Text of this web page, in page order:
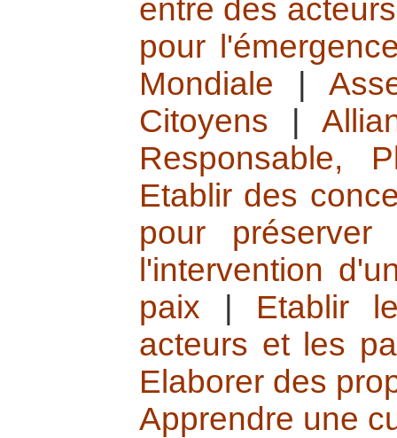
entre des
pour
Mondiale
Citoyens |
Responsable,
Etablir des
pour
l'intervention
paix
Etablir
acteurs et les
Elaborer des
Apprendre une